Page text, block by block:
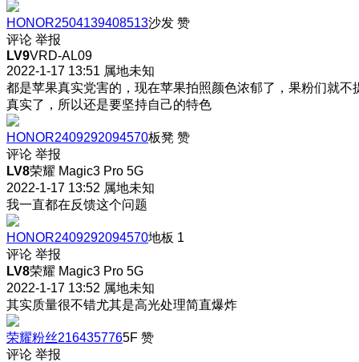
HONOR2504139408513沙发 赞
评论 举报
LV9VRD-AL09
2022-1-17 13:51 属地未知
都是苹果真实党害的，现在苹果拍照颜色浓郁了，果粉们就不
真实了，所以还是要坚持自己的特色
HONOR2409292094570板凳 赞
评论 举报
LV8荣耀 Magic3 Pro 5G
2022-1-17 13:52 属地未知
我一直都在反馈这个问题
HONOR2409292094570地板 1
评论 举报
LV8荣耀 Magic3 Pro 5G
2022-1-17 13:52 属地未知
其实质量很不错尤其是高光处理简直爆炸
荣耀粉丝2164357765F 赞
评论 举报